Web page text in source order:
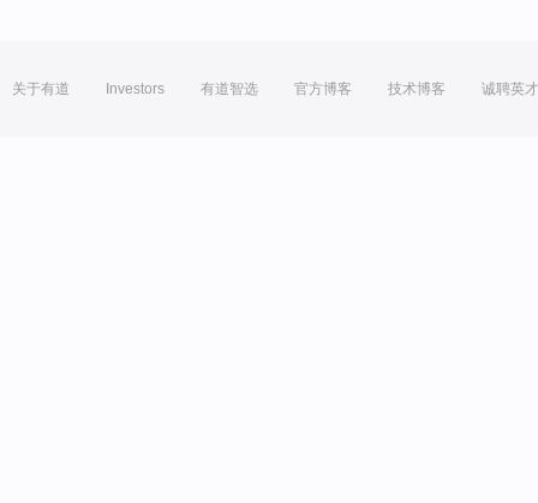
关于有道 Investors 有道智选 官方博客 技术博客 诚聘英才